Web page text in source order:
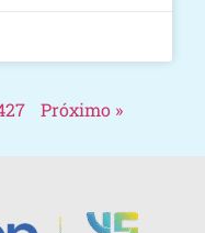
Próximo »